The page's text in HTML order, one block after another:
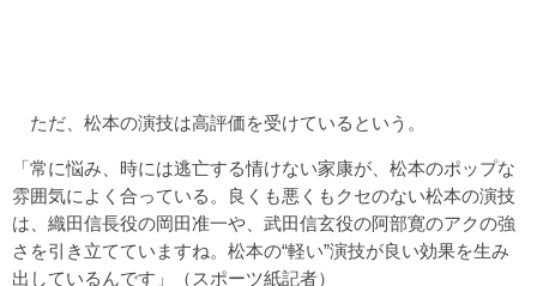
ただ、松本の演技は高評価を受けているという。
「常に悩み、時には逃亡する情けない家康が、松本のポップな
雰囲気によく合っている。良くも悪くもクセのない松本の演技
は、織田信長役の岡田准一や、武田信玄役の阿部寛のアクの強
さを引き立てていますね。松本の“軽い”演技が良い効果を生み
出しているんです」（スポーツ紙記者）